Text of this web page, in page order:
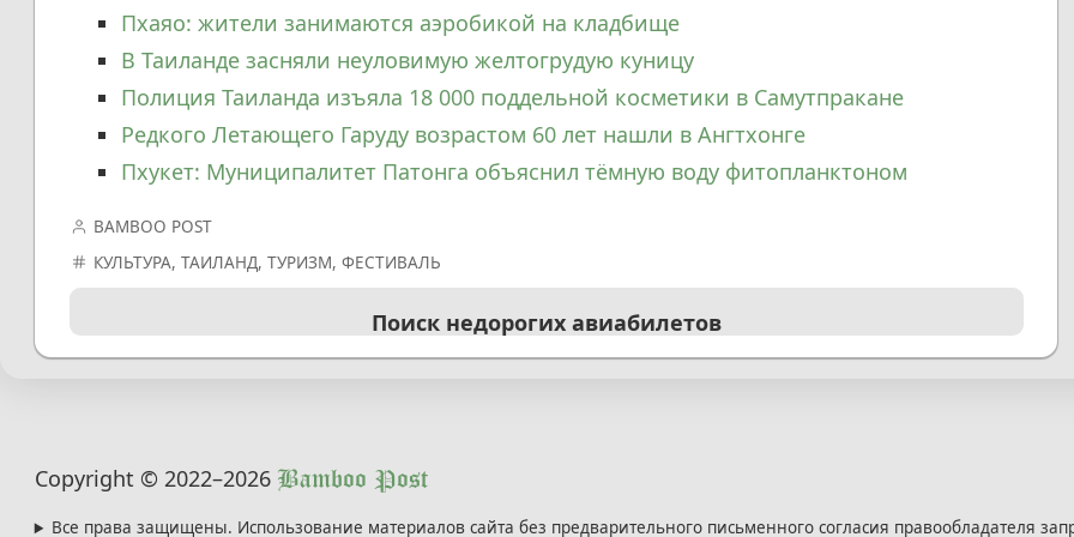
Пхаяо: жители занимаются аэробикой на кладбище
В Таиланде засняли неуловимую желтогрудую куницу
Полиция Таиланда изъяла 18 000 поддельной косметики в Самутпракане
Редкого Летающего Гаруду возрастом 60 лет нашли в Ангтхонге
Пхукет: Муниципалитет Патонга объяснил тёмную воду фитопланктоном
BAMBOO POST
КУЛЬТУРА,ТАИЛАНД,ТУРИЗМ,ФЕСТИВАЛЬ
Поиск недорогих авиабилетов
Copyright © 2022–2026 Bamboo Post
Все права защищены. Использование материалов сайта без предварительного письменного согласия правообладателя